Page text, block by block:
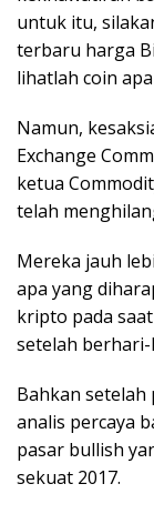
untuk itu,
terbaru harga
lihatlah coin
Namun,
Exchange
ketua
telah
Mereka jauh
apa yang
kripto pada
setelah
Bahkan
analis percaya
pasar bullish
sekuat 2017.